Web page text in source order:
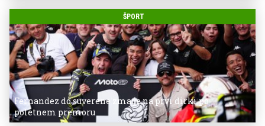
ŠPORT
Fernandez do suverene zmage na prvi dirki po
poletnem premoru